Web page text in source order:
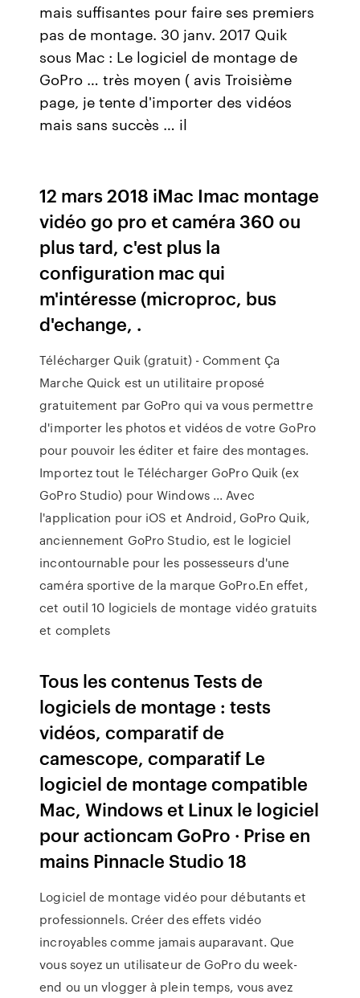
mais suffisantes pour faire ses premiers
pas de montage. 30 janv. 2017 Quik
sous Mac : Le logiciel de montage de
GoPro … très moyen ( avis Troisième
page, je tente d'importer des vidéos
mais sans succès … il
12 mars 2018 iMac Imac montage
vidéo go pro et caméra 360 ou
plus tard, c'est plus la
configuration mac qui
m'intéresse (microproc, bus
d'echange, .
Télécharger Quik (gratuit) - Comment Ça
Marche Quick est un utilitaire proposé
gratuitement par GoPro qui va vous permettre
d'importer les photos et vidéos de votre GoPro
pour pouvoir les éditer et faire des montages.
Importez tout le Télécharger GoPro Quik (ex
GoPro Studio) pour Windows ... Avec
l'application pour iOS et Android, GoPro Quik,
anciennement GoPro Studio, est le logiciel
incontournable pour les possesseurs d'une
caméra sportive de la marque GoPro.En effet,
cet outil 10 logiciels de montage vidéo gratuits
et complets
Tous les contenus Tests de
logiciels de montage : tests
vidéos, comparatif de
camescope, comparatif Le
logiciel de montage compatible
Mac, Windows et Linux le logiciel
pour actioncam GoPro · Prise en
mains Pinnacle Studio 18
Logiciel de montage vidéo pour débutants et
professionnels. Créer des effets vidéo
incroyables comme jamais auparavant. Que
vous soyez un utilisateur de GoPro du week-
end ou un vlogger à plein temps, vous avez